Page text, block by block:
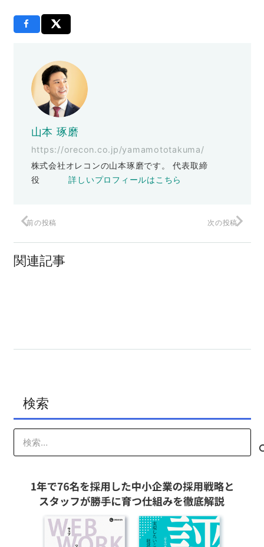
山本 琢磨
https://orecon.co.jp/yamamototakuma/
株式会社オレコンの山本琢磨です。 代表取締
役詳しいプロフィールはこちら
前の投稿 次の投稿
関連記事
Amazonベストセラー１位を獲得『ザ・
検索
索: